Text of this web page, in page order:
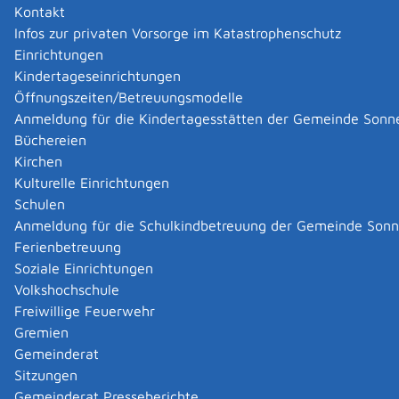
Kontakt
Infos zur privaten Vorsorge im Katastrophenschutz
Einrichtungen
Kindertageseinrichtungen
Öffnungszeiten/Betreuungsmodelle
Anmeldung für die Kindertagesstätten der Gemeinde
Büchereien
Kirchen
Kulturelle Einrichtungen
Schulen
Anmeldung für die Schulkindbetreuung der Gemeinde
Ferienbetreuung
Soziale Einrichtungen
Volkshochschule
Freiwillige Feuerwehr
Gremien
Gemeinderat
Sitzungen
Feuerungsanlagen nach 44.
BImSchV einreichen
Wenn Sie eine mittelgroße Feuerungsanlage,
Gasturbinen- oder Verbrennungsmotoranlage
betreiben, müssen Sie den Schadstoffausstoß unter
bestimmten Voraussetzungen durch kontinuierliche
Messungen ermitteln.
Über die Ergebnisse der Messungen müssen Sie für
jedes Kalenderjahr einen Messbericht erstellen und
diesen fristgerecht an die für Sie zuständige
Immissionsschutzbehörde senden.
Onlineantrag und Formulare
Messbericht über Einzelmessungen oder
kontinuierliche Messungen von Luftschadstoffen
einreichen